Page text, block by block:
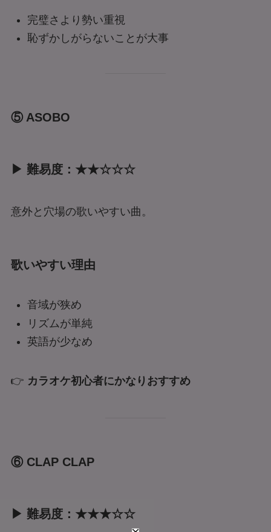
完璧さより勢い重視
恥ずかしがらないことが大事
⑤ ASOBO
▶ 難易度：★★☆☆☆
意外と穴場の歌いやすい曲。
歌いやすい理由
音域が狭め
リズムが単純
英語が少なめ
👉 カラオケ初心者にかなりおすすめ
⑥ CLAP CLAP
▶ 難易度：★★★☆☆